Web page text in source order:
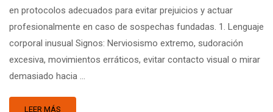
en protocolos adecuados para evitar prejuicios y actuar
profesionalmente en caso de sospechas fundadas. 1. Lenguaje
corporal inusual Signos: Nerviosismo extremo, sudoración
excesiva, movimientos erráticos, evitar contacto visual o mirar
demasiado hacia …
LEER MÁS